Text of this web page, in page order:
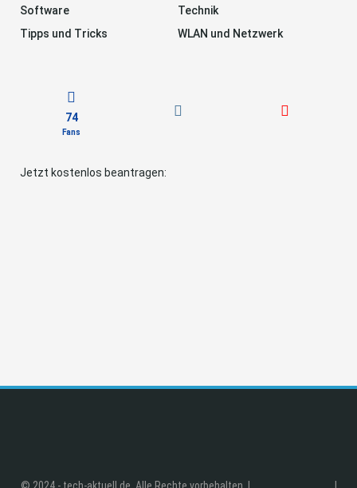
Software
Technik
Tipps und Tricks
WLAN und Netzwerk
74
Fans
Jetzt kostenlos beantragen:
© 2024 - tech-aktuell.de. Alle Rechte vorbehalten. |